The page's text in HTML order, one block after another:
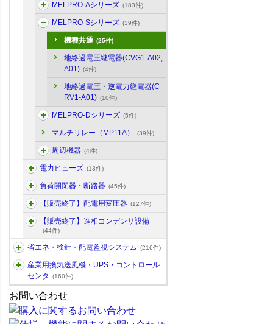
MELPRO-Aシリーズ (183件)
MELPRO-Sシリーズ (39件)
機種共通 (25件)
地絡過電圧継電器(CVG1-A02,
A01) (4件)
地絡過電圧・逆電力継電器(C
RV1-A01) (10件)
MELPRO-Dシリーズ (5件)
マルチリレー（MP11A） (39件)
周辺機器 (4件)
電力ヒューズ (13件)
負荷開閉器・断路器 (45件)
【販売終了】配電用変圧器 (127件)
【販売終了】進相コンデンサ設備
(44件)
省エネ・検針・配電監視システム (216件)
産業用換気送風機・UPS・コントロール
センタ
(160件)
お問い合わせ